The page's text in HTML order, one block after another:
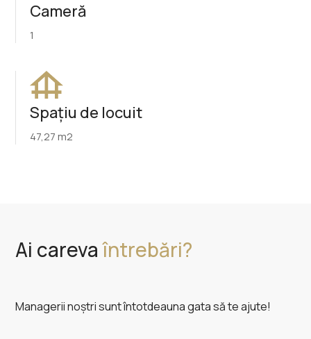
Cameră
1
Spațiu de locuit
47,27 m2
Ai carevaîntrebări?
Managerii noștri sunt întotdeauna gata să te ajute!